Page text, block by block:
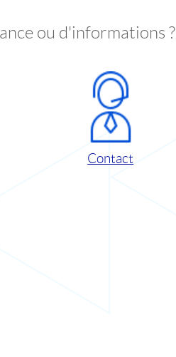
ou d'informations ?
Contact